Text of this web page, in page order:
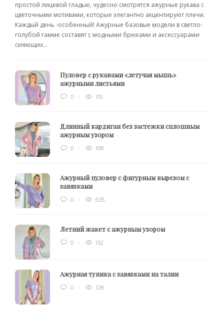
простой лицевой гладью, чудесно смотрятся ажурные рукава с
цветочными мотивами, которые элегантно акцентируют плечи.
Каждый день -особенный! Ажурные базовые модели в светло-
голубой гамме составят с модными брюками и аксессуарами
сияющих...
Пуловер с рукавами «летучая мышь»
ажурными листьями
0 115
Длинный кардиган без застежки сплошным
ажурным узором
0 108
Ажурный пуловер с фигурным вырезом с
завязками
0 635
Летний жакет с ажурным узором
0 152
Ажурная туника с завязками на талии
0 128